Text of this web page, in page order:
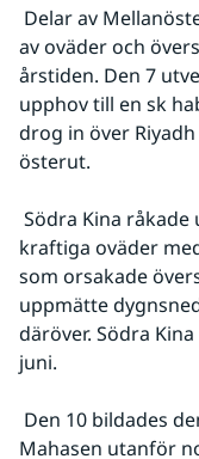
av oväder och
årstiden. Den 7
upphov till en sk
drog in över
österut.
kraftiga oväder
som orsakade
uppmätte
däröver. Södra
juni.
Mahasen utanför